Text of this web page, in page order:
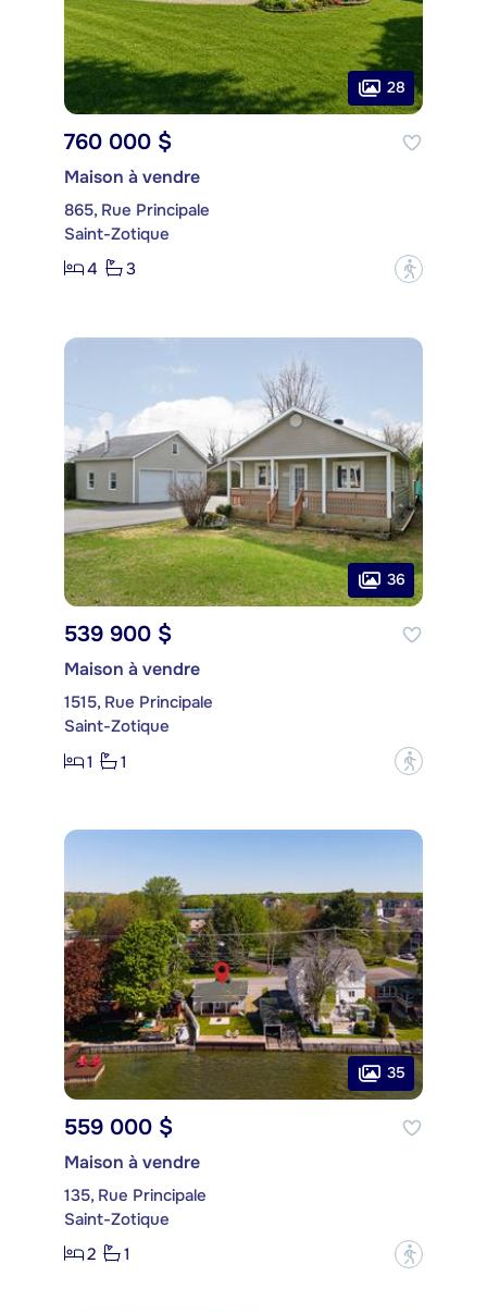
28
760 000 $
Maison à vendre
865, Rue Principale
Saint-Zotique
4
3 ?
36
539 900 $
Maison à vendre
1515, Rue Principale
Saint-Zotique
1
1 ?
35
559 000 $
Maison à vendre
135, Rue Principale
Saint-Zotique
2
1 ?